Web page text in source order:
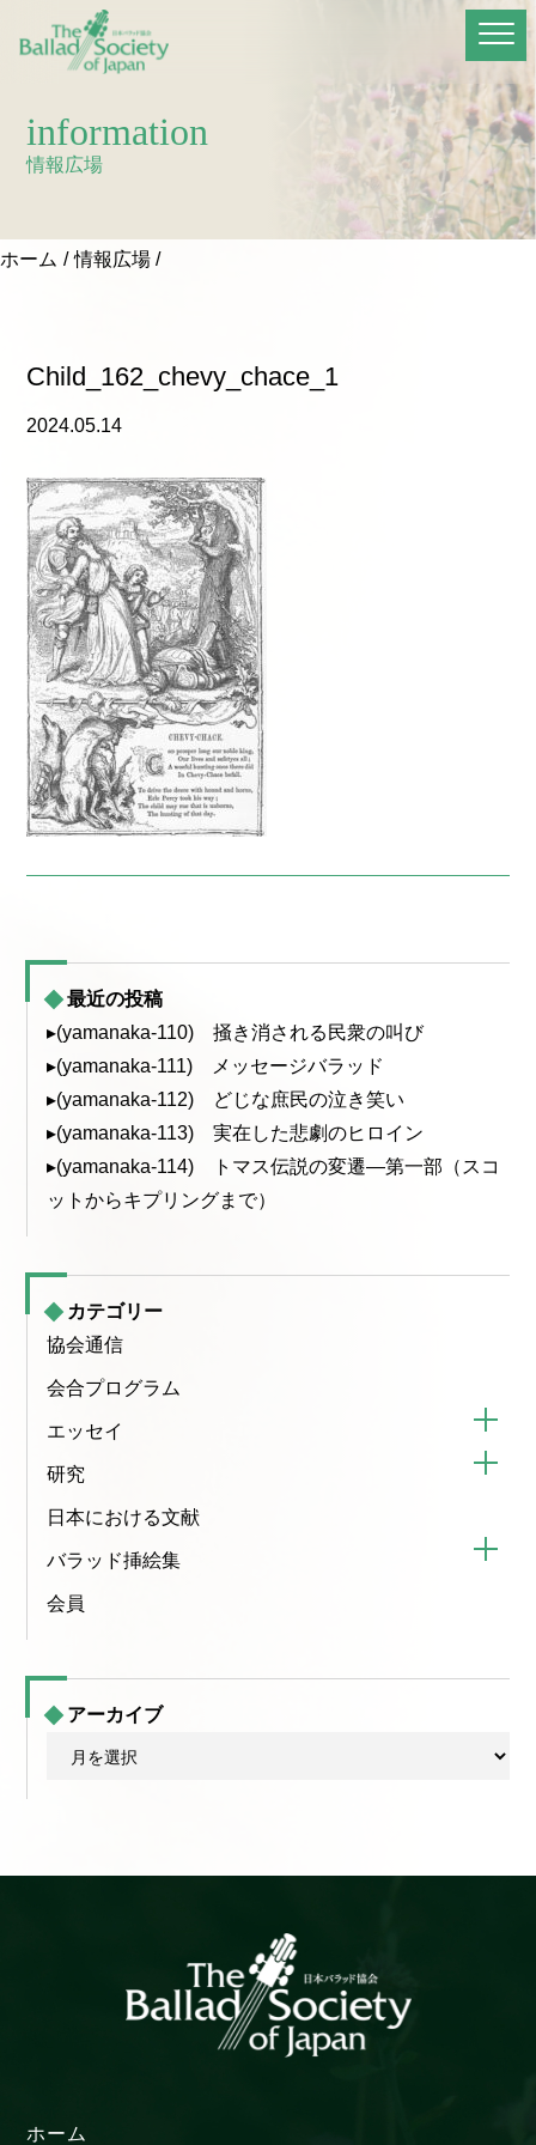
information
情報広場
ホーム 情報広場
Child_162_chevy_chace_1
2024.05.14
最近の投稿
▸(yamanaka-110) 掻き消される民衆の叫び
▸(yamanaka-111) メッセージバラッド
▸(yamanaka-112) どじな庶民の泣き笑い
▸(yamanaka-113) 実在した悲劇のヒロイン
▸(yamanaka-114) トマス伝説の変遷—第一部（スコ
ットからキプリングまで）
カテゴリー
協会通信
会合プログラム
エッセイ
研究
日本における文献
バラッド挿絵集
会員
アーカイブ
ブ
ホーム